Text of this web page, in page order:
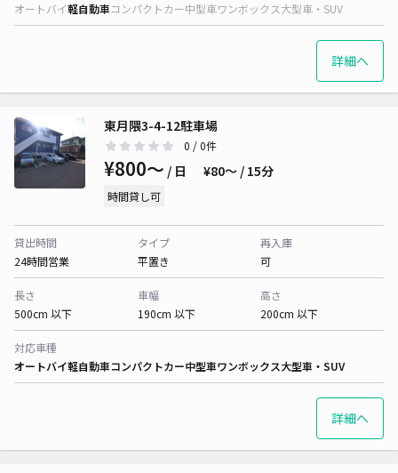
オートバイ軽自動車コンパクトカー中型車ワンボックス大型車・SUV
詳細へ
東月隈3-4-12駐車場
0 / 0件
¥800〜 / 日 ¥80〜 / 15分
時間貸し可
貸出時間
24時間営業
タイプ
平置き
再入庫
可
長さ
500cm 以下
車幅
190cm 以下
高さ
200cm 以下
対応車種
オートバイ軽自動車コンパクトカー中型車ワンボックス大型車・SUV
詳細へ